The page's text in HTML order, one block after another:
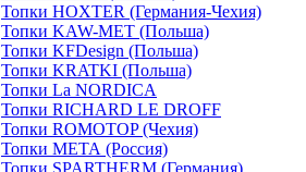
Топки HOXTER (Германия-Чехия)
Топки KAW-MET (Польша)
Топки KFDesign (Польша)
Топки KRATKI (Польша)
Топки La NORDICA
Топки RICHARD LE DROFF
Топки ROMOTOP (Чехия)
Топки МЕТА (Россия)
Топки SPARTHERM (Германия)